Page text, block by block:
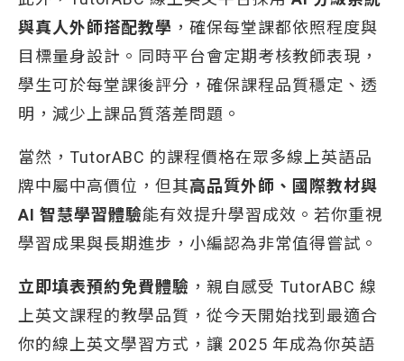
與真人外師搭配教學 ，確保每堂課都依照程度與
目標量身設計。同時平台會定期考核教師表現，
學生可於每堂課後評分，確保課程品質穩定、透
明，減少上課品質落差問題。
當然，TutorABC 的課程價格在眾多線上英語品
牌中屬中高價位，但其高品質外師、國際教材與
AI 智慧學習體驗能有效提升學習成效。若你重視
學習成果與長期進步，小編認為非常值得嘗試。
立即填表預約免費體驗 ，親自感受 TutorABC 線
上英文課程的教學品質，從今天開始找到最適合
你的線上英文學習方式，讓 2025 年成為你英語